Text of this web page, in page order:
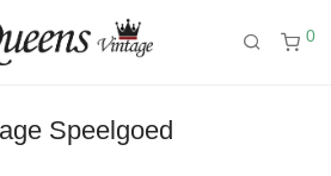
0
Speelgoed